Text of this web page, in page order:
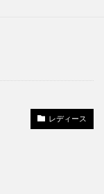
レディース